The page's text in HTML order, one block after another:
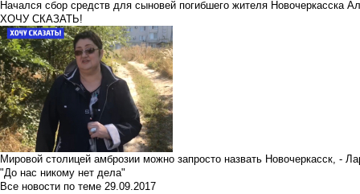
Начался сбор средств для сыновей погибшего жителя Новочеркасска
ХОЧУ СКАЗАТЬ!
Мировой столицей амброзии можно запросто назвать Новочеркасск, -
"До нас никому нет дела"
Все новости по теме 29.09.2017